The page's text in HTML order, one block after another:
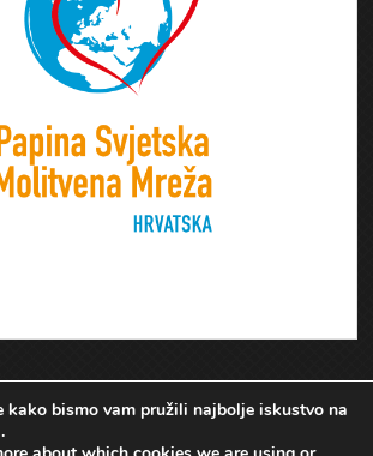
kako bismo vam pružili najbolje iskustvo na